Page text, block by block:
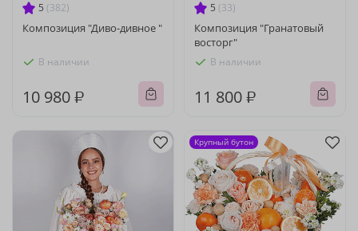
5 (382)
Композиция "Диво-дивное "
В наличии
10 980 ₽
5 (33)
Композиция "Гранатовый
восторг"
В наличии
11 800 ₽
Крупный бутон